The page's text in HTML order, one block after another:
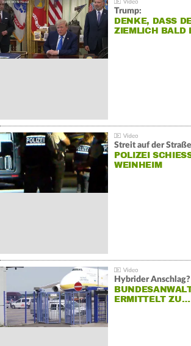
Trump:
DENKE, DASS
ZIEMLICH BALD
Streit auf der Straße
POLIZEI
EINHEIM
Hybrider Anschlag?
ERMITTELT ZU…